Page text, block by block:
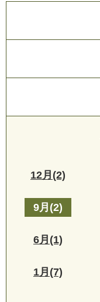
12月(2)
9月(2)
6月(1)
1月(7)